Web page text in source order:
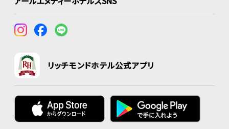
リッチモンドホテル公式アプリ